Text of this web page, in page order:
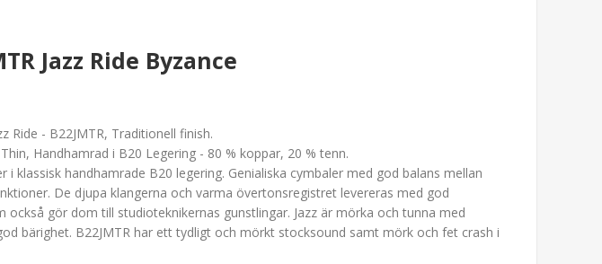
Jazz Ride Byzance
Ride - B22JMTR, Traditionell finish.
Handhamrad i B20 Legering - 80 % koppar, 20 % tenn.
i klassisk handhamrade B20 legering. Genialiska cymbaler med god balans mellan
De djupa klangerna och varma övertonsregistret levereras med god
också gör dom till studioteknikernas gunstlingar. Jazz är mörka och tunna med
bärighet. B22JMTR har ett tydligt och mörkt stocksound samt mörk och fet crash i